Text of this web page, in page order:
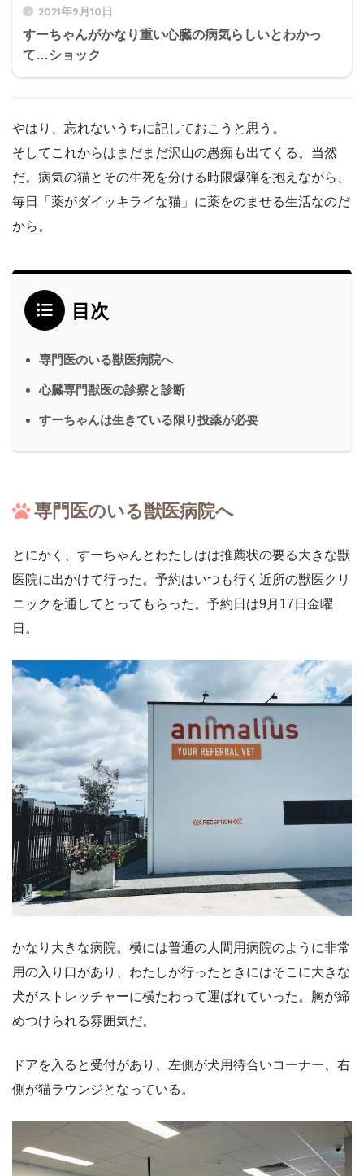
2021年9月10日
すーちゃんがかなり重い心臓の病気らしいとわかっ
て…ショック
やはり、忘れないうちに記しておこうと思う。
そしてこれからはまだまだ沢山の愚痴も出てくる。当然
だ。病気の猫とその生死を分ける時限爆弾を抱えながら、
毎日「薬がダイッキライな猫」に薬をのませる生活なのだ
から。
目次
専門医のいる獣医病院へ
心臓専門獣医の診察と診断
すーちゃんは生きている限り投薬が必要
専門医のいる獣医病院へ
とにかく、すーちゃんとわたしはは推薦状の要る大きな獣
医院に出かけて行った。予約はいつも行く近所の獣医クリ
ニックを通してとってもらった。予約日は9月17日金曜
日。
かなり大きな病院。横には普通の人間用病院のように非常
用の入り口があり、わたしが行ったときにはそこに大きな
犬がストレッチャーに横たわって運ばれていった。胸が締
めつけられる雰囲気だ。
ドアを入ると受付があり、左側が犬用待合いコーナー、右
側が猫ラウンジとなっている。